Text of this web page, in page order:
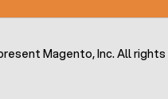
Magento, Inc. All rights